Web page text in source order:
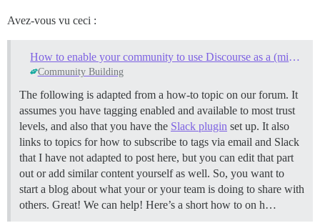
Avez-vous vu ceci :
How to enable your community to use Discourse as a (micro) blogging platform
Community Building
The following is adapted from a how-to topic on our forum. It
assumes you have tagging enabled and available to most trust
levels, and also that you have the Slack plugin set up. It also
links to topics for how to subscribe to tags via email and Slack
that I have not adapted to post here, but you can edit that part
out or add similar content yourself as well. So, you want to
start a blog about what your or your team is doing to share with
others. Great! We can help! Here’s a short how to on h…